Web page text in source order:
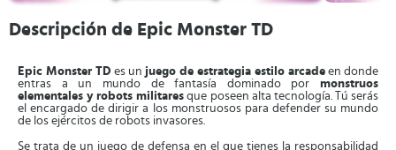
Descripción de Epic Monster TD
Epic Monster TD es un juego de estrategia estilo arcade en donde
entras a un mundo de fantasía dominado por monstruos
elementales y robots militares que poseen alta tecnología. Tú serás
el encargado de dirigir a los monstruosos para defender su mundo
de los ejércitos de robots invasores.
Se trata de un juego de defensa en el que tienes la responsabilidad